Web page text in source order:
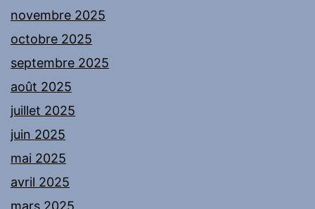
novembre 2025
octobre 2025
septembre 2025
août 2025
juillet 2025
juin 2025
mai 2025
avril 2025
mars 2025